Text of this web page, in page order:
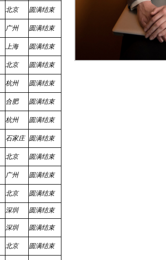
北京
圆满结束
广州
圆满结束
上海
圆满结束
北京
圆满结束
杭州
圆满结束
合肥
圆满结束
杭州
圆满结束
石家庄
圆满结束
北京
圆满结束
广州
圆满结束
北京 圆满结束
深圳
圆满结束
深圳
圆满结束
北京
圆满结束